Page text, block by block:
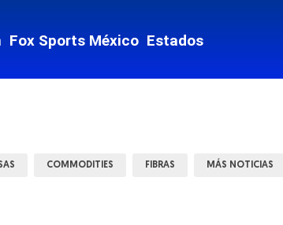
Fox Sports México Estados
COMMODITIES FIBRAS MÁS NOTICIAS